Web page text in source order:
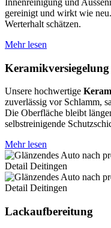
Innenreinigung und
gereinigt und wirkt wie
Werterhalt schätzen.
Mehr lesen
Keramikversiegelung
Unsere hochwertige
zuverlässig vor Schlamm,
Die Oberfläche bleibt
selbstreinigende
Mehr lesen
Lackaufbereitung